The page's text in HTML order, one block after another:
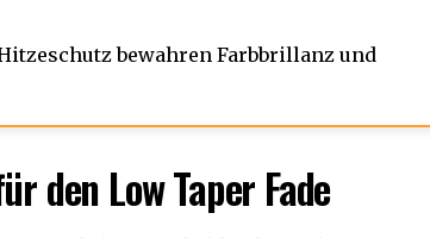
bewahren Farbbrillanz und
den Low Taper Fade